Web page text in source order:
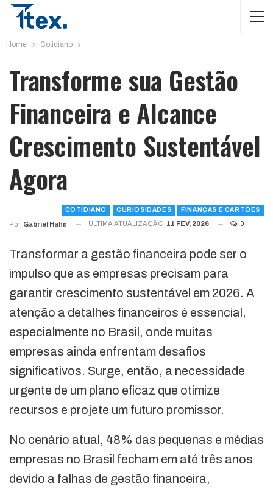
Home Cotidiano
Transforme sua Gestão
Financeira e Alcance
Crescimento Sustentável
Agora
COTIDIANO CURIOSIDADES FINANÇAS E CARTÕES
Por Gabriel Hahn ÚLTIMA ATUALIZAÇÃO 11 FEV, 2026 0
Transformar a gestão financeira pode ser o
impulso que as empresas precisam para
garantir crescimento sustentável em 2026. A
atenção a detalhes financeiros é essencial,
especialmente no Brasil, onde muitas
empresas ainda enfrentam desafios
significativos. Surge, então, a necessidade
urgente de um plano eficaz que otimize
recursos e projete um futuro promissor.
No cenário atual, 48% das pequenas e médias
empresas no Brasil fecham em até três anos
devido a falhas de gestão financeira,